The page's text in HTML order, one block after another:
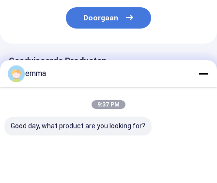
Doorgaan
Geadviseerde Producten
emma
9:37 PM
Good day, what product are you looking for?